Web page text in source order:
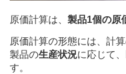
原価計算は、 製品1個の原
原価計算の形態には、計
製品の生産状況に応じて
す。